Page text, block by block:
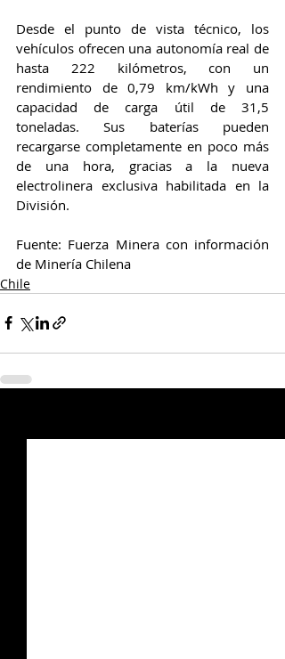
Desde el punto de vista técnico, los
vehículos ofrecen una autonomía real de
hasta 222 kilómetros, con un
rendimiento de 0,79 km/kWh y una
capacidad de carga útil de 31,5
toneladas. Sus baterías pueden
recargarse completamente en poco más
de una hora, gracias a la nueva
electrolinera exclusiva habilitada en la
División.
Fuente: Fuerza Minera con información
de Minería Chilena
Chile